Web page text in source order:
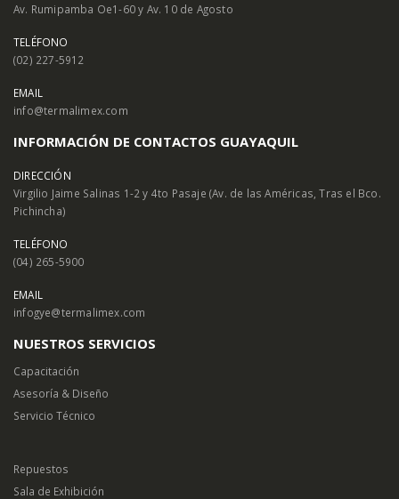
Av. Rumipamba Oe1-60 y Av. 10 de Agosto
TELÉFONO
(02) 227-5912
EMAIL
info@termalimex.com
INFORMACIÓN DE CONTACTOS GUAYAQUIL
DIRECCIÓN
Virgilio Jaime Salinas 1-2 y 4to Pasaje (Av. de las Américas, Tras el Bco.
Pichincha)
TELÉFONO
(04) 265-5900
EMAIL
infogye@termalimex.com
NUESTROS SERVICIOS
Capacitación
Asesoría & Diseño
Servicio Técnico
Repuestos
Sala de Exhibición